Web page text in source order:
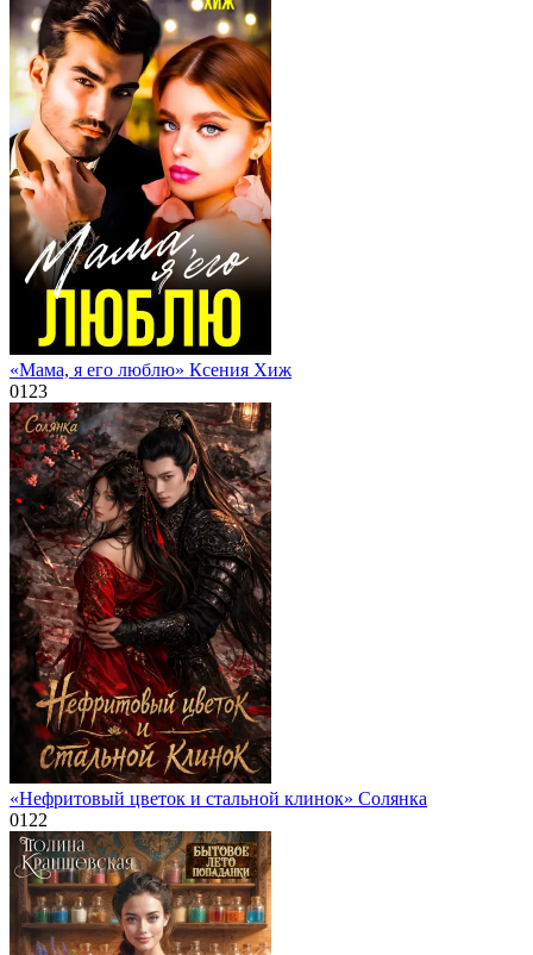
«Мама, я его люблю» Ксения Хиж
0123
«Нефритовый цветок и стальной клинок» Солянка
0122